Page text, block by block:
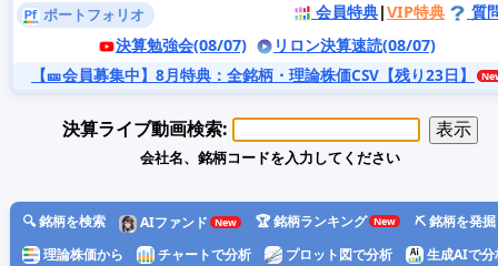
ポートフォリオ
会員特典|VIP特典
質
決算勉強会(08/07)
リロン決算速読(08/07)
【🎫会員募集中】8月特典 ：全銘柄・理論株価CSV【残り23日】
決算ライブ動画検索:
会社名、銘柄コードを入力してください
🔍 銘柄を検索 AIファンド 🏆 銘柄ランキング
⛏️ 銘柄を発掘
理論株価から
チャートで分析 プロット図で分析
生成AIで分